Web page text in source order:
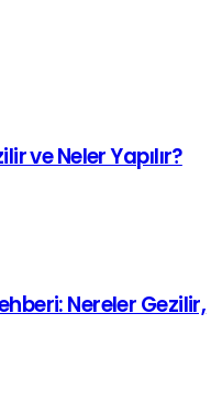
ve Neler Yapılır?
Nereler Gezilir,